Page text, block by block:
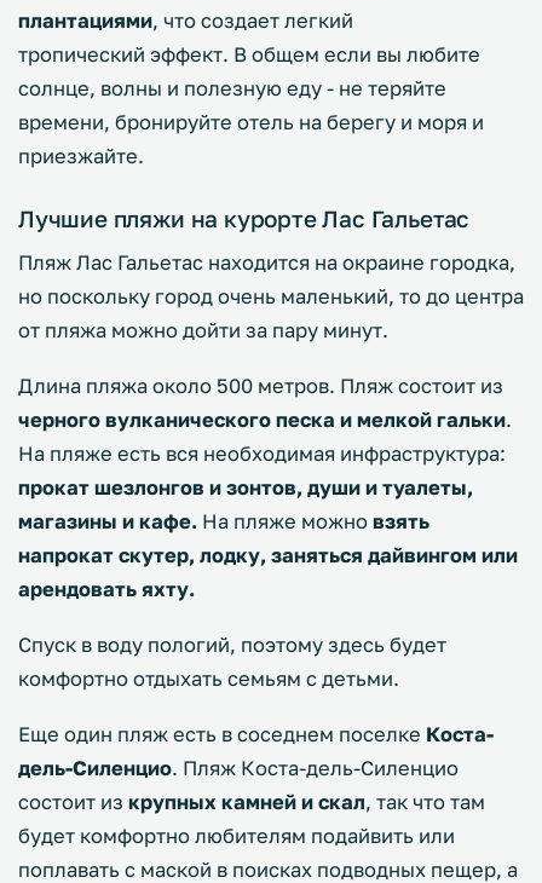
плантациями, что создает легкий
тропический эффект. В общем если вы любите
солнце, волны и полезную еду - не теряйте
времени, бронируйте отель на берегу и моря и
приезжайте.
Лучшие пляжи на курорте Лас Гальетас
Пляж Лас Гальетас находится на окраине городка,
но поскольку город очень маленький, то до центра
от пляжа можно дойти за пару минут.
Длина пляжа около 500 метров. Пляж состоит из
черного вулканического песка и мелкой гальки.
На пляже есть вся необходимая инфраструктура:
прокат шезлонгов и зонтов, души и туалеты,
магазины и кафе. На пляже можно взять
напрокат скутер, лодку, заняться дайвингом или
арендовать яхту.
Спуск в воду пологий, поэтому здесь будет
комфортно отдыхать семьям с детьми.
Еще один пляж есть в соседнем поселке Коста-
дель-Силенцио. Пляж Коста-дель-Силенцио
состоит из крупных камней и скал, так что там
будет комфортно любителям подайвить или
поплавать с маской в поисках подводных пещер, а